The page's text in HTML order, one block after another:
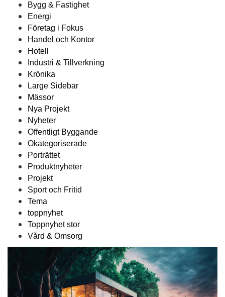
Bygg & Fastighet
Energi
Företag i Fokus
Handel och Kontor
Hotell
Industri & Tillverkning
Krönika
Large Sidebar
Mässor
Nya Projekt
Nyheter
Offentligt Byggande
Okategoriserade
Porträttet
Produktnyheter
Projekt
Sport och Fritid
Tema
toppnyhet
Toppnyhet stor
Vård & Omsorg